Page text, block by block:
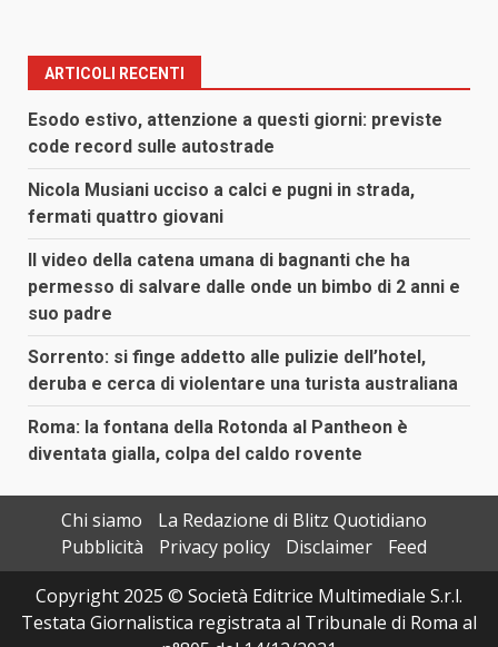
ARTICOLI RECENTI
Esodo estivo, attenzione a questi giorni: previste
code record sulle autostrade
Nicola Musiani ucciso a calci e pugni in strada,
fermati quattro giovani
Il video della catena umana di bagnanti che ha
permesso di salvare dalle onde un bimbo di 2 anni e
suo padre
Sorrento: si finge addetto alle pulizie dell’hotel,
deruba e cerca di violentare una turista australiana
Roma: la fontana della Rotonda al Pantheon è
diventata gialla, colpa del caldo rovente
Chi siamo
La Redazione di Blitz Quotidiano
Pubblicità
Privacy policy Disclaimer
Feed
Copyright 2025 © Società Editrice Multimediale S.r.l.
Testata Giornalistica registrata al Tribunale di Roma al